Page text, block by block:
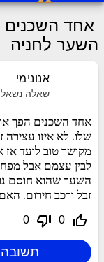
אחד השכנים
השער לחניה
אנונימי
שאלה
אחד השכנים הפך
שלו. לא איזו
מקושר טוב לועד אז
לבין עצמם אבל
השער שהוא חוסם
זבל ורכב חירום.
thumb_up_off_alt
0
thumb_down_off_alt
0